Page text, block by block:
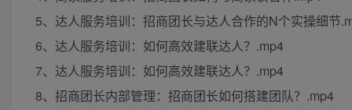
5、达人服务培训：招商团长与达人合作的N个实操细节
6、达人服务培训：如何高效建联达人？.mp4
7、达人服务培训：如何高效建联达人？.mp4
8、招商团长内部管理：招商团长如何搭建团队？.mp4